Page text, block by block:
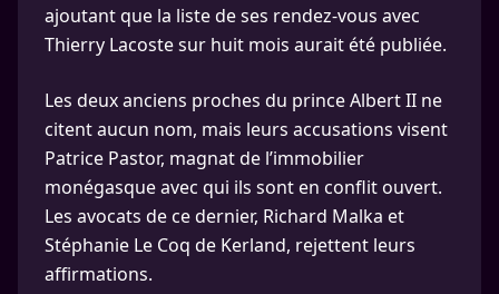
ajoutant que la liste de ses rendez-vous avec
Thierry Lacoste sur huit mois aurait été publiée.
Les deux anciens proches du prince Albert II ne
citent aucun nom, mais leurs accusations visent
Patrice Pastor, magnat de l’immobilier
monégasque avec qui ils sont en conflit ouvert.
Les avocats de ce dernier, Richard Malka et
Stéphanie Le Coq de Kerland, rejettent leurs
affirmations.